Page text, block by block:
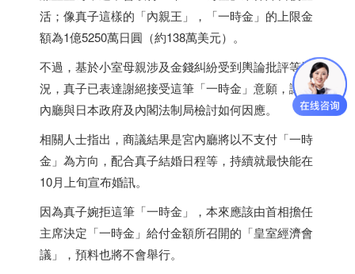
活；像真子這樣的「內親王」，「一時金」的上限金
額為1億5250萬日圓（約138萬美元）。
不過，基於小室母親涉及金錢糾紛受到輿論批評等情
況，真子已表達謝絕接受這筆「一時金」意願，讓宮
內廳與日本政府及內閣法制局檢討如何因應。
相關人士指出，商議結果是宮內廳將以不支付「一時
金」為方向，配合真子結婚日程等，持續就最快能在
10月上旬宣布婚訊。
因為真子婉拒這筆「一時金」，本來應該由首相擔任
主席決定「一時金」給付金額所召開的「皇室經濟會
議」，預料也將不會舉行。